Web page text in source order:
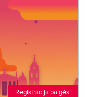
Registracija baigėsi